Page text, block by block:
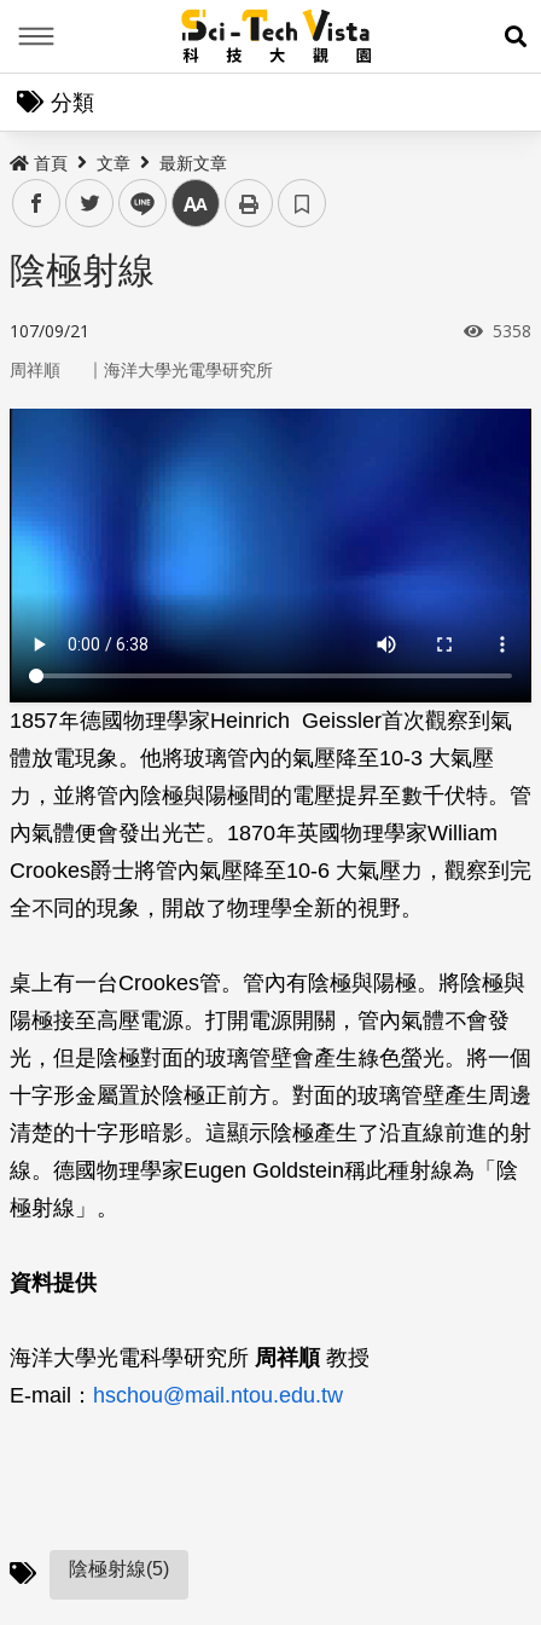
展
分類
首頁 文章 最新文章
facebooktwitter line 中
陰極射線
107/09/21 瀏覽
5358
周祥順 ｜ 海洋大學光電學研究所
1857年德國物理學家Heinrich Geissler首次觀察到氣
體放電現象。他將玻璃管內的氣壓降至10-3 大氣壓
力，並將管內陰極與陽極間的電壓提昇至數千伏特。管
內氣體便會發出光芒。1870年英國物理學家William
Crookes爵士將管內氣壓降至10-6 大氣壓力，觀察到完
全不同的現象，開啟了物理學全新的視野。
桌上有一台Crookes管。管內有陰極與陽極。將陰極與
陽極接至高壓電源。打開電源開關，管內氣體不會發
光，但是陰極對面的玻璃管壁會產生綠色螢光。將一個
十字形金屬置於陰極正前方。對面的玻璃管壁產生周邊
清楚的十字形暗影。這顯示陰極產生了沿直線前進的射
線。德國物理學家Eugen Goldstein稱此種射線為「陰
極射線」。
資料提供
海洋大學光電科學研究所 周祥順 教授
E-mail： hschou@mail.ntou.edu.tw
陰極射線(5)